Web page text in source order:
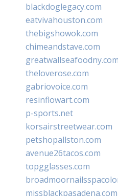
blackdoglegacy.com
eatvivahouston.com
thebigshowok.com
chimeandstave.com
greatwallseafoodny.com
theloverose.com
gabriovoice.com
resinflowart.com
p-sports.net
korsairstreetwear.com
petshopallston.com
avenue26tacos.com
topgglasses.com
missblackpasadena.com